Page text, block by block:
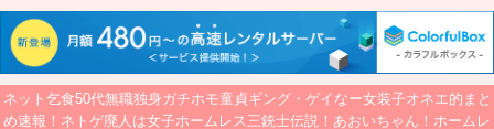
ネット乞食50代無職独身ガチホモ童貞ギング・ゲイなー女装子オネエ的まと
め速報！ネトゲ廃人は女子ホームレス三銃士伝説！あおいちゃん！ホームレ